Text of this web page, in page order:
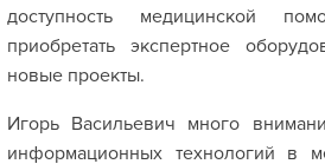
доступность медицинской
приобретать экспертное
новые проекты.
Игорь Васильевич много
информационных технологий в